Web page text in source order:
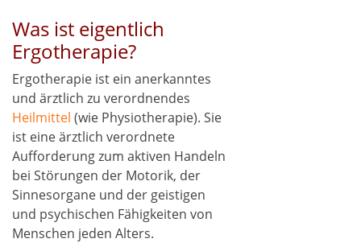
Was ist eigentlich
Ergotherapie?
Ergotherapie ist ein anerkanntes
und ärztlich zu verordnendes
Heilmittel (wie Physiotherapie). Sie
ist eine ärztlich verordnete
Aufforderung zum aktiven Handeln
bei Störungen der Motorik, der
Sinnesorgane und der geistigen
und psychischen Fähigkeiten von
Menschen jeden Alters.